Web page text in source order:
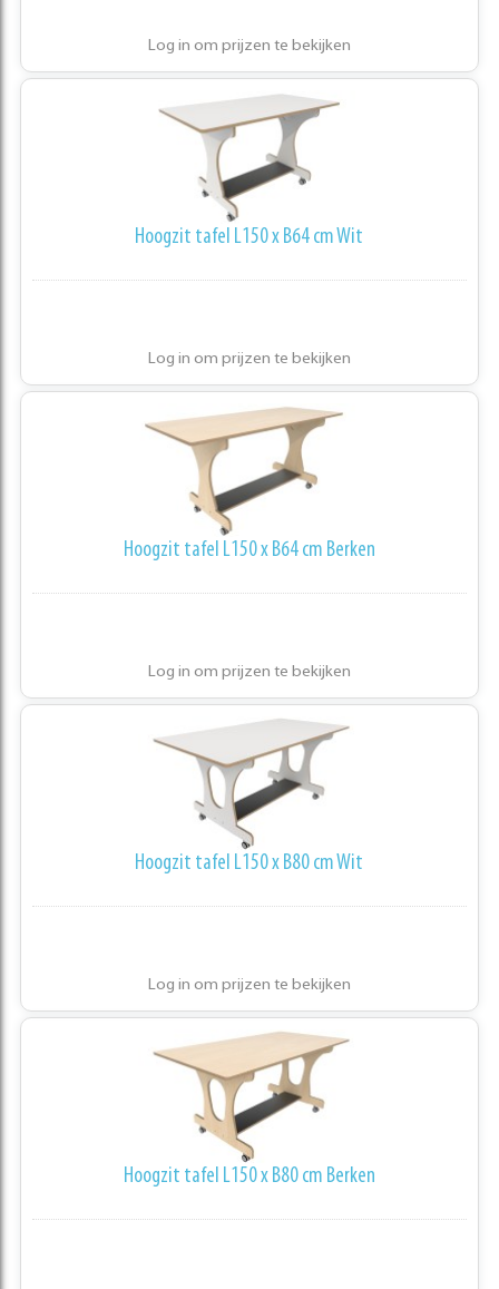
Log in om prijzen te bekijken
Hoogzit tafel L150 x B64 cm Wit
Log in om prijzen te bekijken
Hoogzit tafel L150 x B64 cm Berken
Log in om prijzen te bekijken
Hoogzit tafel L150 x B80 cm Wit
Log in om prijzen te bekijken
Hoogzit tafel L150 x B80 cm Berken